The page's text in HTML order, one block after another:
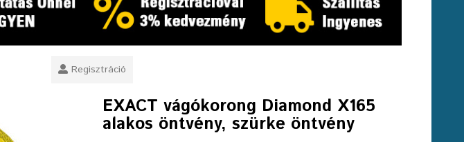
Regisztráció
EXACT vágókorong Diamond X165
alakos öntvény, szürke öntvény